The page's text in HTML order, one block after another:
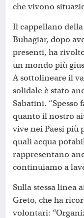
che vivono
Il cappellano
Buhagiar, dopo
presenti, ha
un mondo più
A sottolineare il
solidale è stato
Sabatini. “Spesso
quanto il nostro
vive nei Paesi più
quali acqua
rappresentano
continuiamo a
Sulla stessa linea
Greto, che ha
volontari: